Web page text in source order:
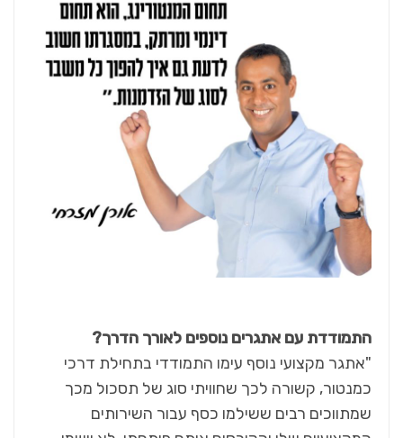
התמודדת עם אתגרים נוספים לאורך הדרך?
"אתגר מקצועי נוסף עימו התמודדי בתחילת דרכי
כמנטור, קשורה לכך שחוויתי סוג של תסכול מכך
שמתווכים רבים ששילמו כסף עבור השירותים